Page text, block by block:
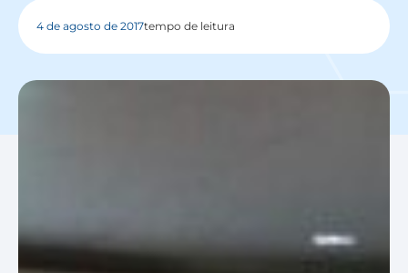
4 de agosto de 2017tempo de leitura